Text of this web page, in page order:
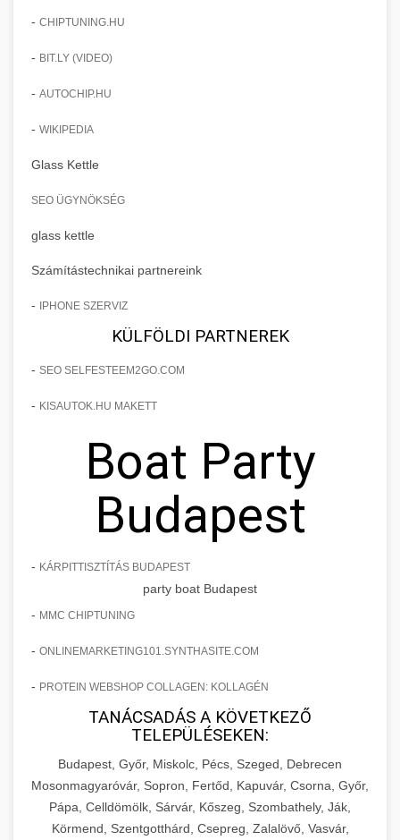
- CHIPTUNING.HU
- BIT.LY (VIDEO)
- AUTOCHIP.HU
- WIKIPEDIA
Glass Kettle
SEO ÜGYNÖKSÉG
glass kettle
Számítástechnikai partnereink
- IPHONE SZERVIZ
KÜLFÖLDI PARTNEREK
- SEO SELFESTEEM2GO.COM
- KISAUTOK.HU MAKETT
Boat Party
Budapest
- KÁRPITTISZTÍTÁS BUDAPEST
party boat Budapest
- MMC CHIPTUNING
- ONLINEMARKETING101.SYNTHASITE.COM
- PROTEIN WEBSHOP COLLAGEN: KOLLAGÉN
TANÁCSADÁS A KÖVETKEZŐ
TELEPÜLÉSEKEN:
Budapest, Győr, Miskolc, Pécs, Szeged, Debrecen
Mosonmagyaróvár, Sopron, Fertőd, Kapuvár, Csorna, Győr,
Pápa, Celldömölk, Sárvár, Kőszeg, Szombathely, Ják,
Körmend, Szentgotthárd, Csepreg, Zalalövő, Vasvár,